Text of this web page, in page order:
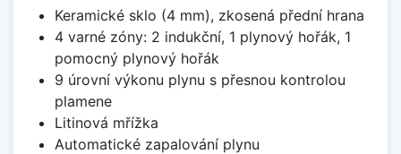
Keramické sklo (4 mm), zkosená přední hrana
4 varné zóny: 2 indukční, 1 plynový hořák, 1
pomocný plynový hořák
9 úrovní výkonu plynu s přesnou kontrolou
plamene
Litinová mřížka
Automatické zapalování plynu